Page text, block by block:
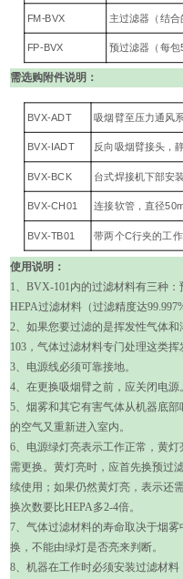
FM-BVX 主过滤器（结合
FP-BVX 预过滤器（每包
需选购附件说明：
BVX-ADT 吸烟臂至压力通风
BVX-IADT 反向吸烟臂接头，
BVX-BCK 台式焊接机下部安
BVX-CH01 连接软管，直径
BVX-TB01 带两个C行夹的工
使用说明：
1、BVX-101内的过滤材料有三种：
HEPA过滤材料（过滤精度达
2、如果您要过滤的是挥发性气体
103 ，气体过滤材料专门处理这类
3、电源线必须可靠接地。
4、在更换吸烟臂之前，应关闭电源
5、烟雾和其它有害气体从机器底
的空气又重新进入室内。
6、电源绿灯亮表示工作正常，黄
需更换。黄灯亮时，应首先换预过
续使用；如果仍然黄灯亮，表示还
换次数要比HEPA多2-4倍。
7、气体过滤材料的寿命取决于烟
换，不能由绿灯是否亮来判断。
8、机器在工作时必须安装过滤材